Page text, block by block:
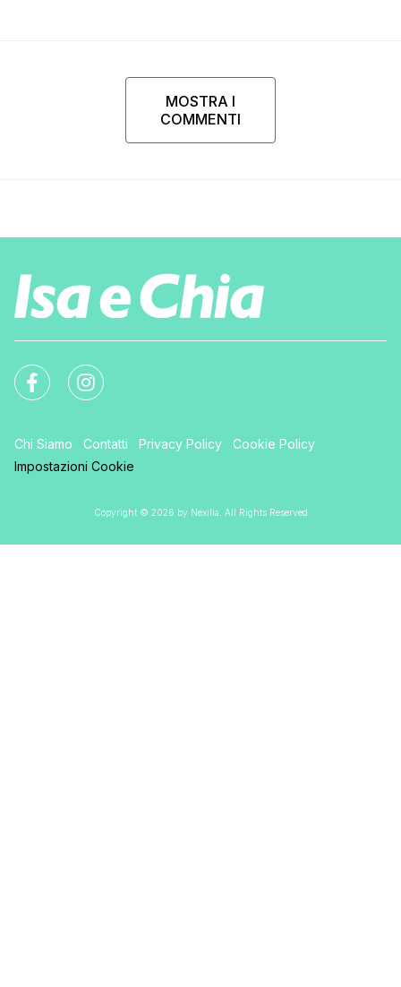
MOSTRA I
COMMENTI
Chi Siamo Contatti Privacy Policy
Cookie Policy
Impostazioni Cookie
Copyright © 2026 by Nexilia. All Rights Reserved